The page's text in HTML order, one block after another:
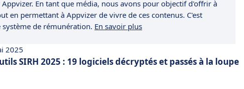
En tant que média, nous avons pour objectif d'offrir à
en permettant à Appvizer de vivre de ces contenus. C'est
de rémunération. En savoir plus
2025
SIRH 2025 : 19 logiciels décryptés et passés à la loupe